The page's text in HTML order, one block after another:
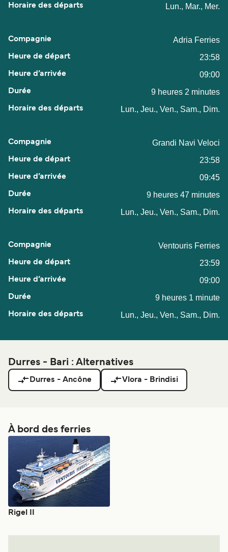
Lun., Mar., Mer.
Adria Ferries
23:58
09:00
9 heures 2 minutes
Lun., Jeu., Ven., Sam., Dim.
Grandi Navi Veloci
23:58
09:45
9 heures 47 minutes
Lun., Jeu., Ven., Sam., Dim.
Ventouris Ferries
23:59
09:00
9 heures 1 minute
Lun., Jeu., Ven., Sam., Dim.
Durres - Bari : Alternatives
Durres - Ancône Vlora - Brindisi
À bord des ferries
Rigel II